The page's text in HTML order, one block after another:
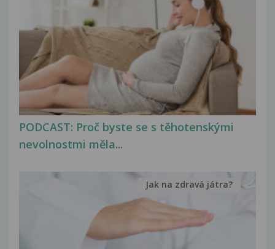
PODCAST: Proč byste se s těhotenskými
nevolnostmi měla...
Jak na zdravá játra?